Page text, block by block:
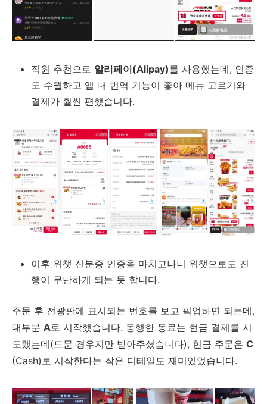
직원 추천으로 알리페이(Alipay)를 사용했는데, 인증
도 수월하고 앱 내 번역 기능이 좋아 메뉴 고르기와
결제가 훨씬 편했습니다.
이후 위챗 신분증 인증을 마치고나니 위챗으로도 진
행이 무난하게 되는 듯 합니다.
주문 후 전광판에 표시되는 번호를 보고 픽업하면 되는데,
대부분 A 로 시작했습니다. 동행한 동료는 현금 결제를 시
도했는데(드문 경우지만 받아주셨습니다), 현금 주문은 C
(Cash)로 시작한다는 작은 디테일도 재미있었습니다.